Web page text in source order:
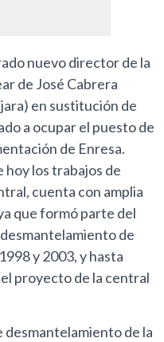
nuevo director de la
de José Cabrera
en sustitución de
a ocupar el puesto de
de Enresa.
hoy los trabajos de
cuenta con amplia
que formó parte del
de
y 2003, y hasta
proyecto de la central
desmantelamiento de la